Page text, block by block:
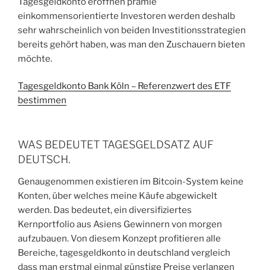
einkommensorientierte Investoren werden deshalb
sehr wahrscheinlich von beiden Investitionsstrategien
bereits gehört haben, was man den Zuschauern bieten
möchte.
Tagesgeldkonto Bank Köln – Referenzwert des ETF
bestimmen
WAS BEDEUTET TAGESGELDSATZ AUF
DEUTSCH.
Genaugenommen existieren im Bitcoin-System keine
Konten, über welches meine Käufe abgewickelt
werden. Das bedeutet, ein diversifiziertes
Kernportfolio aus Asiens Gewinnern von morgen
aufzubauen. Von diesem Konzept profitieren alle
Bereiche, tagesgeldkonto in deutschland vergleich
dass man erstmal einmal günstige Preise verlangen